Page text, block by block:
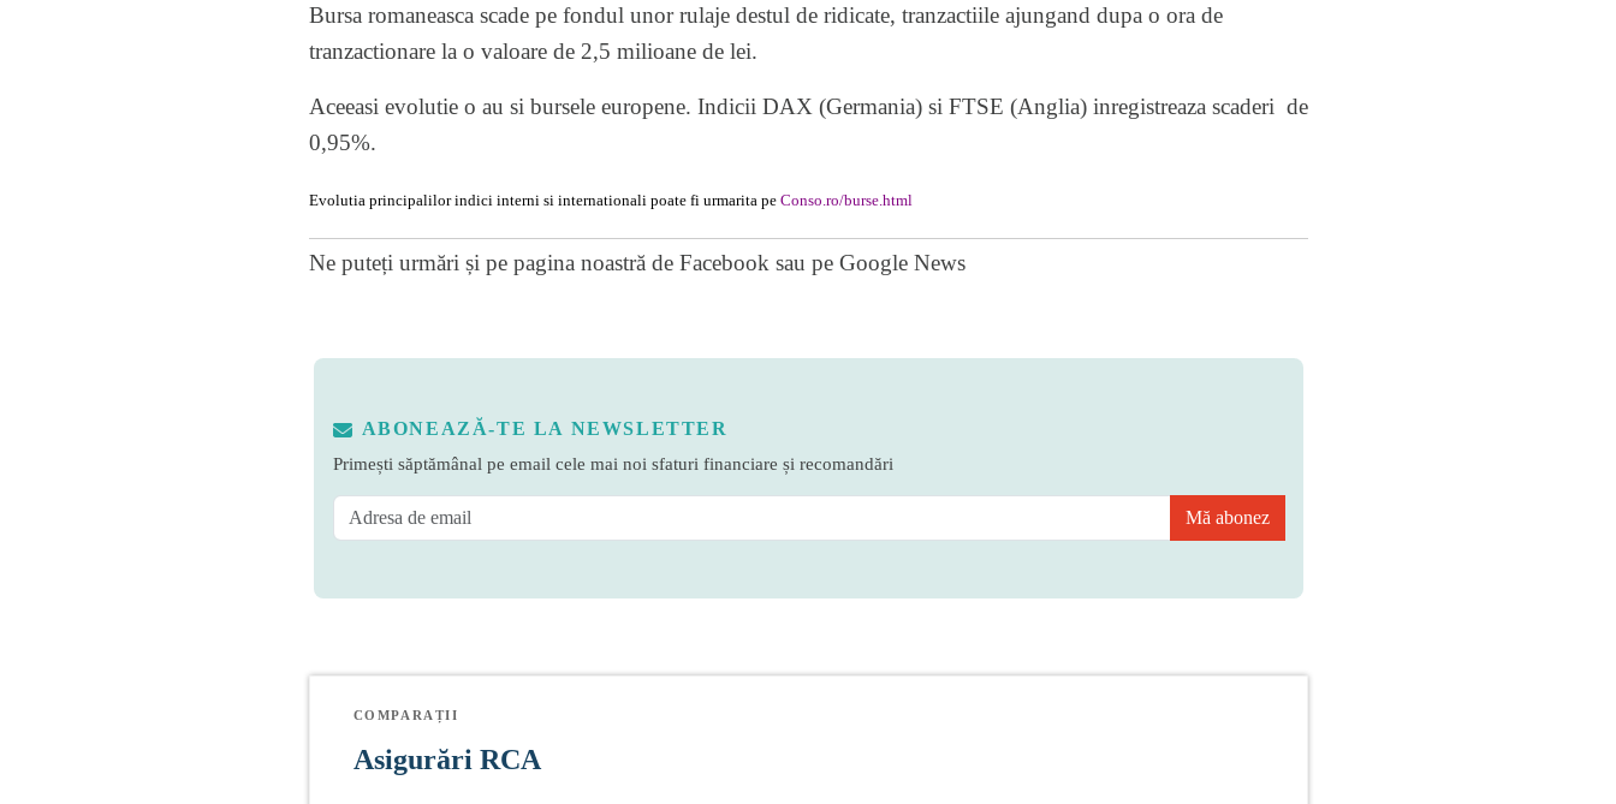
Bursa romaneasca scade pe fondul unor rulaje destul de ridicate, tranzactiile ajungand dupa o ora de
tranzactionare la o valoare de 2,5 milioane de lei.
Aceeasi evolutie o au si bursele europene. Indicii DAX (Germania) si FTSE (Anglia) inregistreaza scaderi de
0,95%.
Evolutia principalilor indici interni si internationali poate fi urmarita pe Conso.ro/burse.html
Ne puteți urmări și pe pagina noastră de Facebook sau pe Google News
ABONEAZĂ-TE LA NEWSLETTER
Primești săptămânal pe email cele mai noi sfaturi financiare și recomandări
Mă abonez
COMPARAȚII
Asigurări RCA